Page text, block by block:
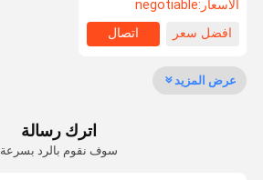
مراقبة الجودة اتصل بنا
مسحوق الكولاجين بالماء
الأسعار:negotiable
افضل سعر
اتصال
عرض المزيد
اترك رسالة
سوف نقوم بالرد بسرعة